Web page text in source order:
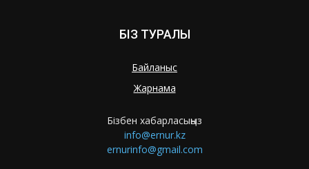
БІЗ ТУРАЛЫ
Байланыс
Жарнама
Бізбен хабарласыңыз
info@ernur.kz
ernurinfo@gmail.com